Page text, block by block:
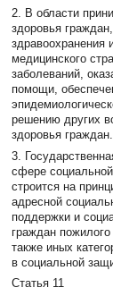
2. В области
здоровья
здравоохранения
медицинского
заболеваний,
помощи,
решению других
здоровья граждан.
3.
сфере
строится на
адресной
поддержки и
граждан
также иных
в социальной
Статья 11